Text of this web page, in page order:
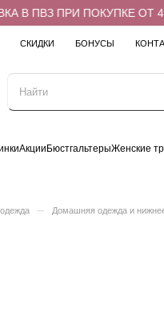
В ПВЗ ПРИ ПОКУПКЕ ОТ 4
СКИДКИ БОНУСЫ
АкцииБюстгальтерыЖенские
– Домашняя одежда и